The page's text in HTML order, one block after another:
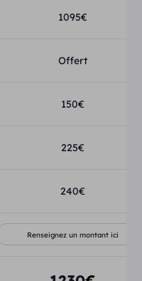
1095€
Offert
150€
225€
240€